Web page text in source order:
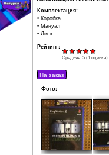
Разработчик:
Издатель:
Дата выпуска:
Регион: PAL
Кол-во
Состояние:
царапин)
Локализация:
• Коробка
• Мануал